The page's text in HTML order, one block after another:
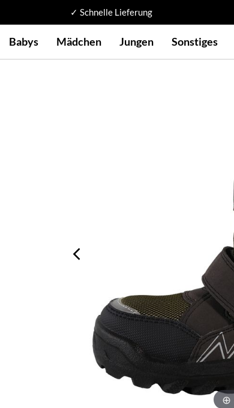
✓ Schnelle Lieferung
Babys Mädchen Jungen Sonstiges